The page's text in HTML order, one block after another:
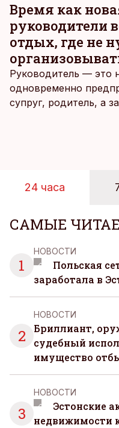
Время как
руководители
отдых, где не
Руководитель — это
одновременно
супруг, родитель, а
человека. Поэтому
чаще люди ищут
и сейчас — без
организовывать,
самостоятельно.
24 часа
САМЫЕ
1
НОВОСТИ
Польская
заработала в
2
НОВОСТИ
Бриллиант,
судебный
имущество
3
НОВОСТИ
Эстонские
недвижимости